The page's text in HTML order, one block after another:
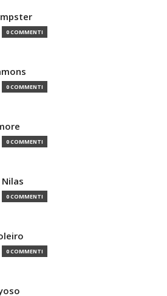
0 COMMENTI
0 COMMENTI
0 COMMENTI
0 COMMENTI
0 COMMENTI